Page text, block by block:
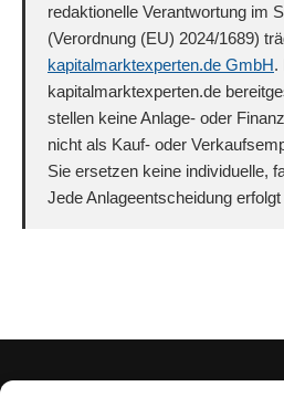
redaktionelle Verantwortung im
(Verordnung (EU) 2024/1689)
kapitalmarktexperten.de GmbH.
kapitalmarktexperten.de
stellen keine Anlage- oder
nicht als Kauf- oder
Sie ersetzen keine individuelle,
Jede Anlageentscheidung